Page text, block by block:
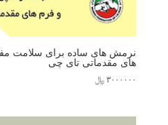
نرمش های ساده برای سلامت
های مقدماتی تای چی
۳۰۰۰۰۰۰ ﷼